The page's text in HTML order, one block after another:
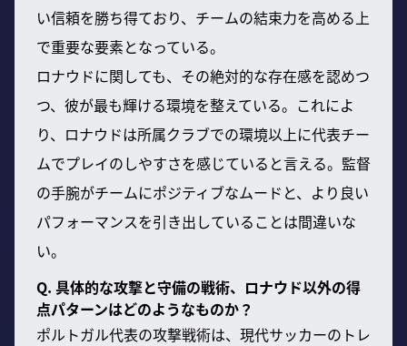
い信頼を勝ち得ており、チームの結束力を高める上
で重要な要素となっている。
ロナウドに関しても、その絶対的な存在感を認めつ
つ、彼が最も輝ける環境を整えている。これによ
り、ロナウドは所属クラブでの環境以上に代表チー
ムでプレイのしやすさを感じていると言える。監督
の手腕がチームにポジティブなムードと、より良い
パフォーマンスを引き出していることは間違いな
い。
Q. 具体的な攻撃と守備の戦術、ロナウド以外の得
点パターンはどのようなものか？
ポルトガル代表の攻撃戦術は、現代サッカーのトレ